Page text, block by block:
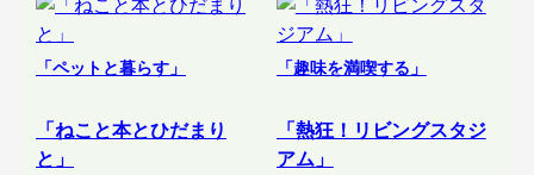
「ペットと暮らす」
「ねこと本とひだまり
と」
「趣味を満喫する」
「熱狂！リビングスタジ
アム」